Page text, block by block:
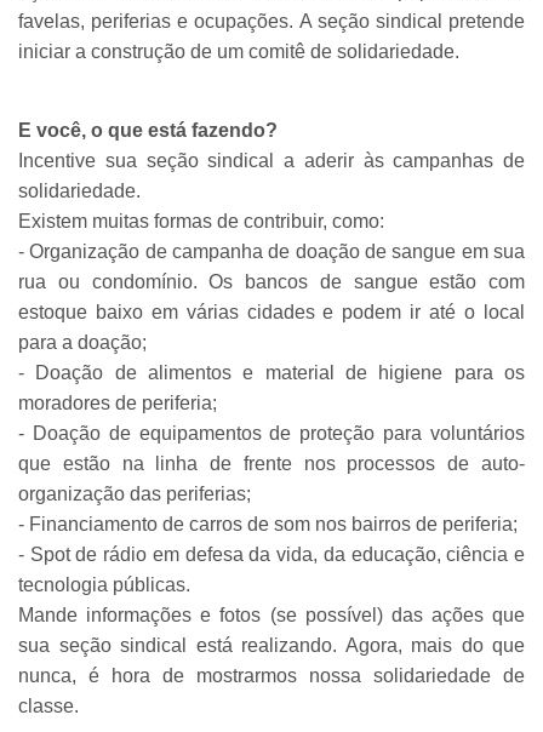
favelas, periferias e ocupações. A seção sindical pretende
iniciar a construção de um comitê de solidariedade.
E você, o que está fazendo?
Incentive sua seção sindical a aderir às campanhas de
solidariedade.
Existem muitas formas de contribuir, como:
- Organização de campanha de doação de sangue em sua
rua ou condomínio. Os bancos de sangue estão com
estoque baixo em várias cidades e podem ir até o local
para a doação;
- Doação de alimentos e material de higiene para os
moradores de periferia;
- Doação de equipamentos de proteção para voluntários
que estão na linha de frente nos processos de auto-
organização das periferias;
- Financiamento de carros de som nos bairros de periferia;
- Spot de rádio em defesa da vida, da educação, ciência e
tecnologia públicas.
Mande informações e fotos (se possível) das ações que
sua seção sindical está realizando. Agora, mais do que
nunca, é hora de mostrarmos nossa solidariedade de
classe.